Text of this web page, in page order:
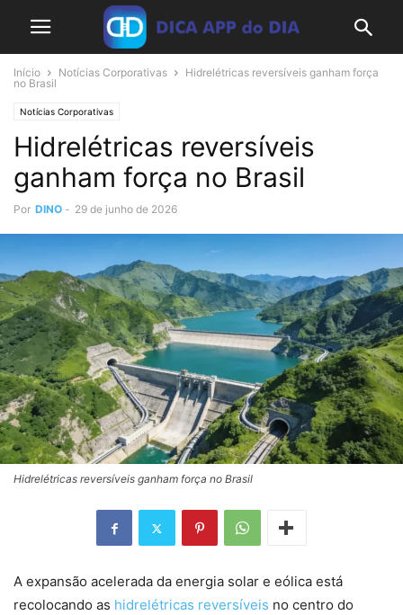
Início Notícias Corporativas
Hidrelétricas reversíveis ganham força
no Brasil
Notícias Corporativas
Hidrelétricas reversíveis
ganham força no Brasil
Por DINO - 29 de junho de 2026
Hidrelétricas reversíveis ganham força no Brasil
A expansão acelerada da energia solar e eólica está
recolocando as hidrelétricas reversíveis no centro do